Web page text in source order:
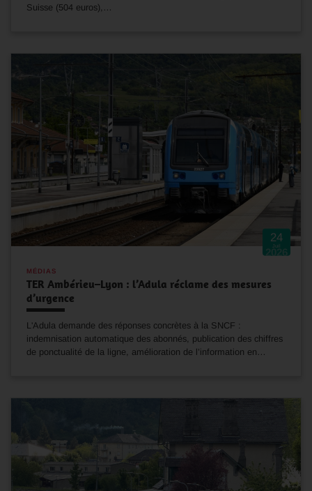
Suisse (504 euros),…
24
Juil
2026
MÉDIAS
TER Ambérieu–Lyon : l’Adula réclame des mesures
d’urgence
L'Adula demande des réponses concrètes à la SNCF :
indemnisation automatique des abonnés, publication des chiffres
de ponctualité de la ligne, amélioration de l’information en…